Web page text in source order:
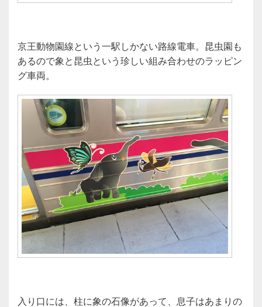
京王動物園線という一駅しかない路線電車。昆虫園も
あるので象と昆虫という珍しい組み合わせのラッピン
グ車両。
入り口には、柱に象の石像があって、息子はあまりの